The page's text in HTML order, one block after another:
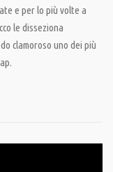
e per lo più volte a
le disseziona
clamoroso uno dei più